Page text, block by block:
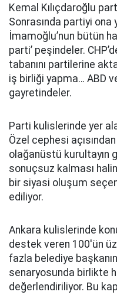
Kemal Kılıçdaroğlu
Sonrasında partiyi
İmamoğlu’nun bütün
parti’ peşindeler.
tabanını partilerine
iş birliği yapma… ABD
gayretindeler.
Parti kulislerinde yer
Özel cephesi
olağanüstü kurultayın
sonuçsuz kalması
bir siyasi oluşum
ediliyor.
Ankara kulislerinde
destek veren 100'ün
fazla belediye
senaryosunda birlikte
değerlendiriliyor. Bu